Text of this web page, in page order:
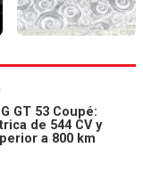
GT 53 Coupé:
de 544 CV y
a 800 km